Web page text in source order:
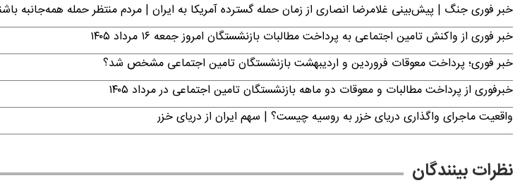
خبر فوری جنگ | پیش‌بینی غلامرضا انصاری از زمان حمله گسترده آمریکا به ایران | مردم منتظر حمله همه‌جانبه
خبر فوری از واکنش تامین اجتماعی به پرداخت مطالبات بازنشستگان امروز جمعه ۱۶ مرداد ۱۴۰۵
خبر فوری؛ پرداخت معوقات فروردین و اردیبهشت بازنشستگان تامین اجتماعی مشخص شد؟
خبرفوری از پرداخت مطالبات و معوقات دو ماهه بازنشستگان تامین اجتماعی در مرداد ۱۴۰۵
واقعیت ماجرای واگذاری دریای خزر به روسیه چیست؟ | سهم ایران از دریای خزر
نظرات بینندگان